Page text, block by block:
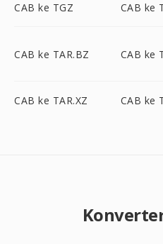
CAB ke TGZ CAB ke
CAB ke TAR.BZ CAB ke
CAB ke TAR.XZ CAB ke